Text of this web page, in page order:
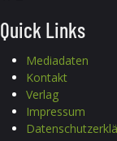
Quick Links
Mediadaten
Kontakt
Verlag
Impressum